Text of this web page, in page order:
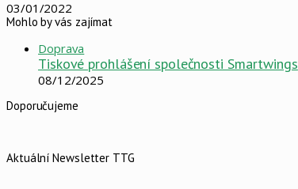
03/01/2022
Mohlo by vás zajímat
Doprava
Tiskové prohlášení společnosti Smartwings
08/12/2025
Doporučujeme
Aktuální Newsletter TTG